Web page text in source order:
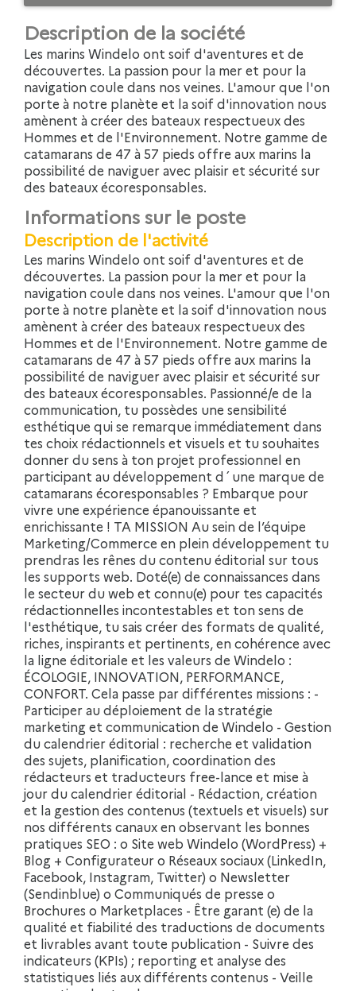
Description de la société
Les marins Windelo ont soif d'aventures et de
découvertes. La passion pour la mer et pour la
navigation coule dans nos veines. L'amour que l'on
porte à notre planète et la soif d'innovation nous
amènent à créer des bateaux respectueux des
Hommes et de l'Environnement. Notre gamme de
catamarans de 47 à 57 pieds offre aux marins la
possibilité de naviguer avec plaisir et sécurité sur
des bateaux écoresponsables.
Informations sur le poste
Description de l'activité
Les marins Windelo ont soif d'aventures et de
découvertes. La passion pour la mer et pour la
navigation coule dans nos veines. L'amour que l'on
porte à notre planète et la soif d'innovation nous
amènent à créer des bateaux respectueux des
Hommes et de l'Environnement. Notre gamme de
catamarans de 47 à 57 pieds offre aux marins la
possibilité de naviguer avec plaisir et sécurité sur
des bateaux écoresponsables. Passionné/e de la
communication, tu possèdes une sensibilité
esthétique qui se remarque immédiatement dans
tes choix rédactionnels et visuels et tu souhaites
donner du sens à ton projet professionnel en
participant au développement d´une marque de
catamarans écoresponsables ? Embarque pour
vivre une expérience épanouissante et
enrichissante ! TA MISSION Au sein de l’équipe
Marketing/Commerce en plein développement tu
prendras les rênes du contenu éditorial sur tous
les supports web. Doté(e) de connaissances dans
le secteur du web et connu(e) pour tes capacités
rédactionnelles incontestables et ton sens de
l'esthétique, tu sais créer des formats de qualité,
riches, inspirants et pertinents, en cohérence avec
la ligne éditoriale et les valeurs de Windelo :
ÉCOLOGIE, INNOVATION, PERFORMANCE,
CONFORT. Cela passe par différentes missions : -
Participer au déploiement de la stratégie
marketing et communication de Windelo - Gestion
du calendrier éditorial : recherche et validation
des sujets, planification, coordination des
rédacteurs et traducteurs free-lance et mise à
jour du calendrier éditorial - Rédaction, création
et la gestion des contenus (textuels et visuels) sur
nos différents canaux en observant les bonnes
pratiques SEO : o Site web Windelo (WordPress) +
Blog + Configurateur o Réseaux sociaux (LinkedIn,
Facebook, Instagram, Twitter) o Newsletter
(Sendinblue) o Communiqués de presse o
Brochures o Marketplaces - Être garant (e) de la
qualité et fiabilité des traductions de documents
et livrables avant toute publication - Suivre des
indicateurs (KPIs) ; reporting et analyse des
statistiques liés aux différents contenus - Veille